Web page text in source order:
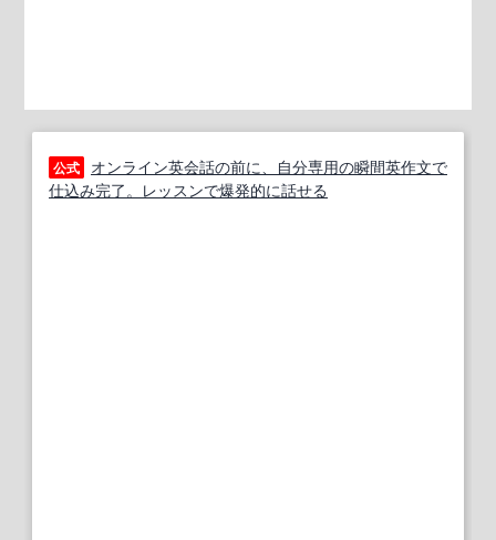
公式
オンライン英会話の前に、自分専用の瞬間英作文で
仕込み完了。レッスンで爆発的に話せる